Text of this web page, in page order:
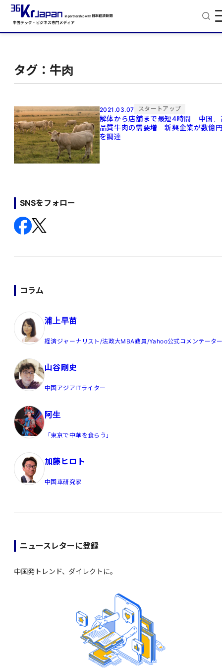
タグ：牛肉
2021.03.07 スタートアップ
解体から店舗まで最短4時間 中国、
品質牛肉の需要増 新興企業が数億
を調達
SNSをフォロー
コラム
浦上早苗
経済ジャーナリスト/法政大MBA教員/Yahoo公式コメンテータ
山谷剛史
中国アジアITライター
阿生
「東京で中華を食らう」
加藤ヒロト
中国車研究家
ニュースレターに登録
中国発トレンド、ダイレクトに。